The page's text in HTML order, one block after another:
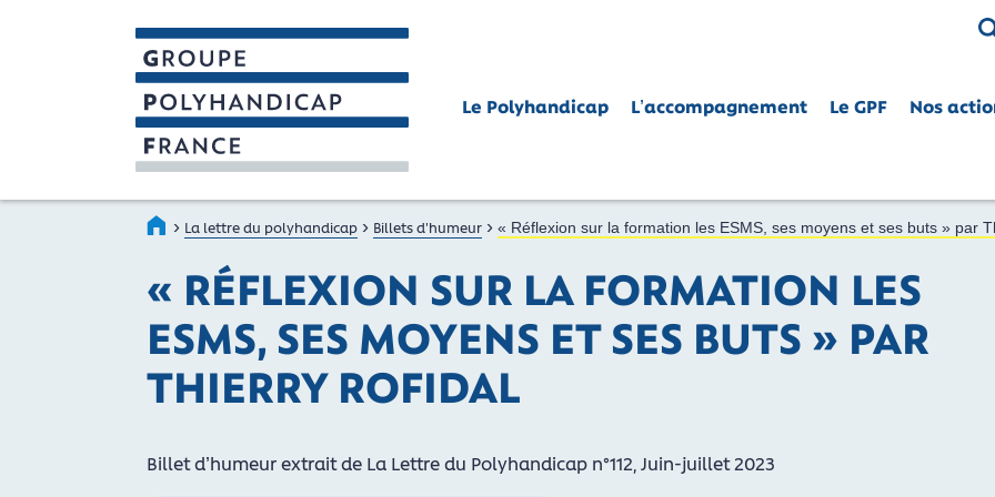
Le Polyhandicap L’accompagnement Le GPF Nos
Accueil
› La lettre du polyhandicap › Billets d'humeur › « Réflexion sur la formation les ESMS, ses moyens et ses buts » par
« RÉFLEXION SUR LA FORMATION LES
ESMS, SES MOYENS ET SES BUTS » PAR
THIERRY ROFIDAL
Billet d’humeur extrait de La Lettre du Polyhandicap n°112, Juin-juillet 2023